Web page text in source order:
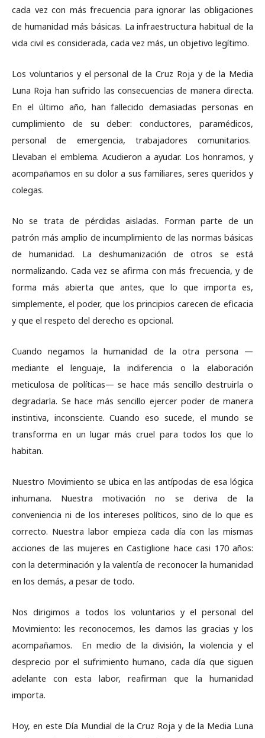
cada vez con más frecuencia para ignorar las obligaciones
de humanidad más básicas. La infraestructura habitual de la
vida civil es considerada, cada vez más, un objetivo legítimo.
Los voluntarios y el personal de la Cruz Roja y de la Media
Luna Roja han sufrido las consecuencias de manera directa.
En el último año, han fallecido demasiadas personas en
cumplimiento de su deber: conductores, paramédicos,
personal de emergencia, trabajadores comunitarios.
Llevaban el emblema. Acudieron a ayudar. Los honramos, y
acompañamos en su dolor a sus familiares, seres queridos y
colegas.
No se trata de pérdidas aisladas. Forman parte de un
patrón más amplio de incumplimiento de las normas básicas
de humanidad. La deshumanización de otros se está
normalizando. Cada vez se afirma con más frecuencia, y de
forma más abierta que antes, que lo que importa es,
simplemente, el poder, que los principios carecen de eficacia
y que el respeto del derecho es opcional.
Cuando negamos la humanidad de la otra persona —
mediante el lenguaje, la indiferencia o la elaboración
meticulosa de políticas— se hace más sencillo destruirla o
degradarla. Se hace más sencillo ejercer poder de manera
instintiva, inconsciente. Cuando eso sucede, el mundo se
transforma en un lugar más cruel para todos los que lo
habitan.
Nuestro Movimiento se ubica en las antípodas de esa lógica
inhumana. Nuestra motivación no se deriva de la
conveniencia ni de los intereses políticos, sino de lo que es
correcto. Nuestra labor empieza cada día con las mismas
acciones de las mujeres en Castiglione hace casi 170 años:
con la determinación y la valentía de reconocer la humanidad
en los demás, a pesar de todo.
Nos dirigimos a todos los voluntarios y el personal del
Movimiento: les reconocemos, les damos las gracias y los
acompañamos. En medio de la división, la violencia y el
desprecio por el sufrimiento humano, cada día que siguen
adelante con esta labor, reafirman que la humanidad
importa.
Hoy, en este Día Mundial de la Cruz Roja y de la Media Luna